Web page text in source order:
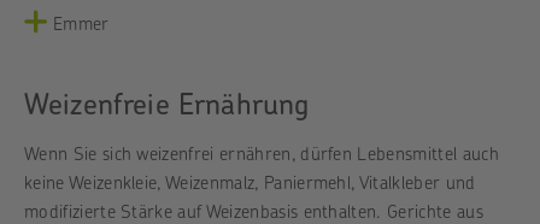
Emmer
Weizenfreie Ernährung
Wenn Sie sich weizenfrei ernähren, dürfen Lebensmittel auch
keine Weizenkleie, Weizenmalz, Paniermehl, Vitalkleber und
modifizierte Stärke auf Weizenbasis enthalten. Gerichte aus